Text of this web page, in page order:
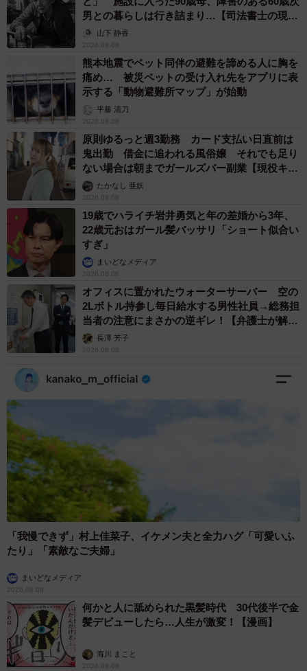
男との暮らしは行き詰まり…【司法書士の現場
から】山下 静香
2026.08.08
熊本地震でペット同伴の避難を諦める人に胸を
痛め… 被災ペットの受け入れ先をアプリに表
示する「動物避難所マップ」が始動
平藤 清刀
2026.08.08
原則ゆるっと週3勤務 カード支払い日直前は
鬼出勤 借金に追われる風俗嬢 それでも足り
ない場合は朝までガールズバー副業【現役キャ
ストに取材】
たかなし 亜妖
2026.08.08
19歳でハライチ岩井勇気と年の差婚から3年、
22歳元おはガール髪バッサリ「ショート似合い
すぎ」
まいどなメディア
2026.08.08
オフィスに置かれたウォーターサーバー 空の
2Lボトル持参し毎日給水する男性社員→総務担
当者の注意にまさかの逆ギレ！【弁護士が解
説】長澤 芳子
2026.08.08
「我慢できず」村上佳菜子、イケメン夫と全力ハグ「可愛いふ
たり」「素敵なご夫婦」
まいどなメディア
2026.08.08
何かと人に舐められた黒髪時代 30代後半で金
髪デビューしたら…人生が激変！【漫画】
海川 まこと
2026.08.08